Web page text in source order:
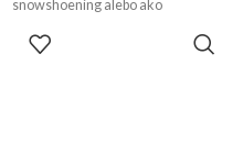
snowshoening alebo ako